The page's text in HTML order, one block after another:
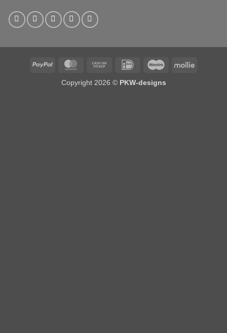
PayPal MasterCardCash
Pickup
IDeal Maestro Mollie
Copyright 2026 © PKW-designs